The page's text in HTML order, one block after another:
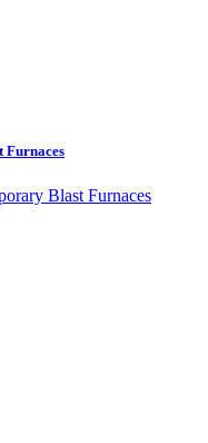
Furnaces
Blast Furnaces